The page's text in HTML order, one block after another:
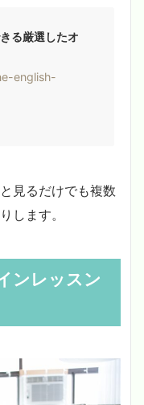
る厳選したオ
english-
見るだけでも複数
します。
ンレッスン